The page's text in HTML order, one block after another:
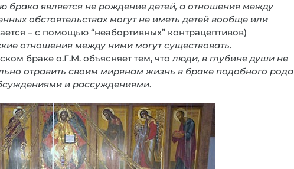
брака является не рождение детей, а отношения между
обстоятельствах могут не иметь детей вообще или
– с помощью “неабортивных” контрацептивов)
отношения между ними могут существовать.
браке о.Г.М. объясняет тем, чтолюди, в глубине души не
отравить своим мирянам жизнь в браке подобного рода
и рассуждениями.